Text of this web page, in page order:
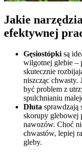
Jakie
efektywnej
Gęsiostópki są
wilgotnej glebie –
skutecznie
niszcząc chwasty.
być problem z
spulchnianiu
Dłuta sprawdzają
skorupy glebowej
nawozów. Choć
chwastów, lepiej
gleby.